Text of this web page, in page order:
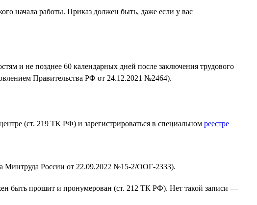
начала работы. Приказ должен быть, даже если у вас
и не позднее 60 календарных дней после заключения трудового
Правительства РФ от 24.12.2021 №2464).
(ст. 219 ТК РФ) и зарегистрироваться в специальном реестре
Минтруда России от 22.09.2022 №15-2/ООГ-2333).
быть прошит и пронумерован (ст. 212 ТК РФ). Нет такой записи —